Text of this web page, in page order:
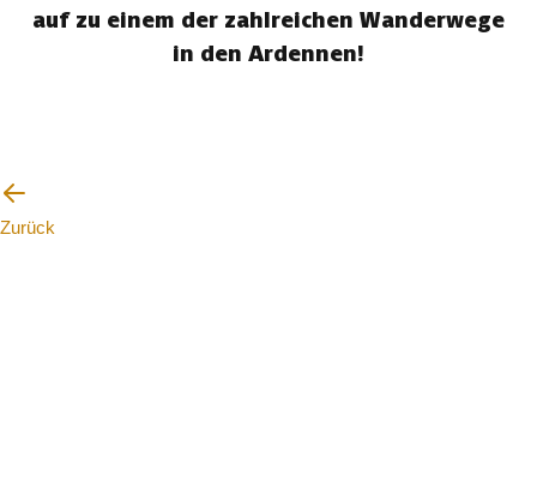
auf zu einem der zahlreichen Wanderwege
in den Ardennen!
Zurück